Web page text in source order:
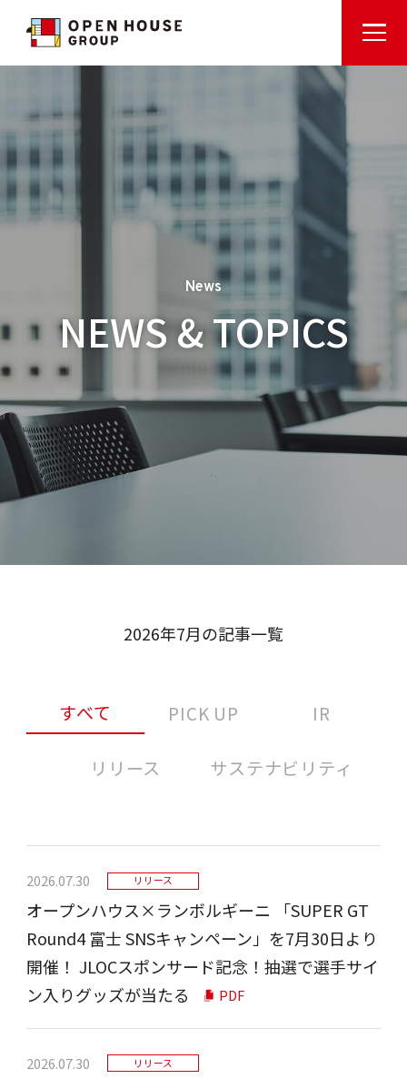
News
NEWS & TOPICS
2026年7月の記事一覧
すべて PICK UP IR
リリース サステナビリティ
2026.07.30 リリース
オープンハウス×ランボルギーニ 「SUPER GT
Round4 富士 SNSキャンペーン」を7月30日より
開催！ JLOCスポンサード記念！抽選で選手サイ
ン入りグッズが当たる
PDF
2026.07.30 リリース